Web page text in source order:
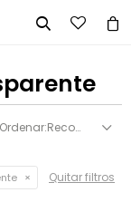

Recomendados
Quitar filtros